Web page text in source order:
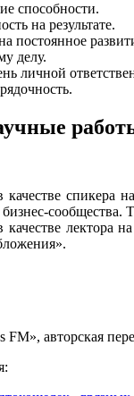
способности.
на результате.
постоянное
делу.
личной
спикера
бизнес-
лектора
FM», авторская